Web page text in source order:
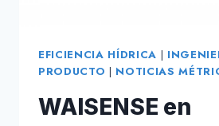
EFICIENCIA HÍDRICA |
PRODUCTO | NOTICIAS
WAISENSE en